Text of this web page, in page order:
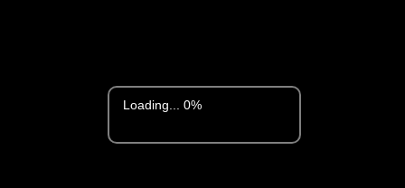
Loading... 0%